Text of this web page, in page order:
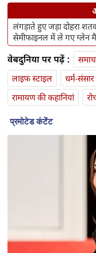
लंगड़ाते हुए जड़ा दोहरा
सेमीफाइनल में ले गए ग्लेन
वेबदुनिया पर पढ़ें :
लाइफ स्‍टाइल
धर्म-संसार
रामायण की कहानियां